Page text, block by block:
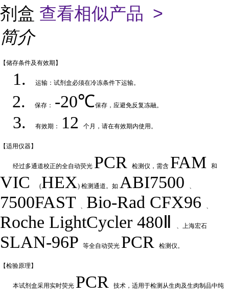
剂盒 查看相似产品 >
简介
【储存条件及有效期】
1.运输：试剂盒必须在冷冻条件下运输。
2.保存： -20℃保存，应避免反复冻融。
3. 有效期： 12 个月，请在有效期内使用 。
【适用仪器】
经过多通道校正的全自动荧光 PCR 检测仪，需含 FAM 和
VIC(HEX) 检测通道。如ABI7500 、
7500FAST 、 Bio-Rad CFX96 、
Roche LightCycler 480Ⅱ 、上海宏石
SLAN-96P等全自动荧光 PCR检测仪。
【检验原理】
本试剂盒采用实时荧光 PCR 技术，适用于检测从生肉及生肉制品中纯